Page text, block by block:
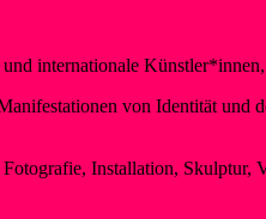
internationale
von Identität und
Installation, Skulptur,